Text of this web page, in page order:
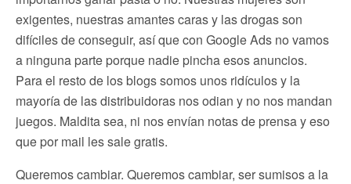
exigentes, nuestras amantes caras y las drogas son
difíciles de conseguir, así que con Google Ads no vamos
a ninguna parte porque nadie pincha esos anuncios.
Para el resto de los blogs somos unos ridículos y la
mayoría de las distribuidoras nos odian y no nos mandan
juegos. Maldita sea, ni nos envían notas de prensa y eso
que por mail les sale gratis.
Queremos cambiar. Queremos cambiar, ser sumisos a la